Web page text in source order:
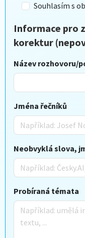
Souhlasím s
Informace pro
korektur
Název rozhovoru/
Jména řečníků
Neobvyklá slova,
Probíraná témata